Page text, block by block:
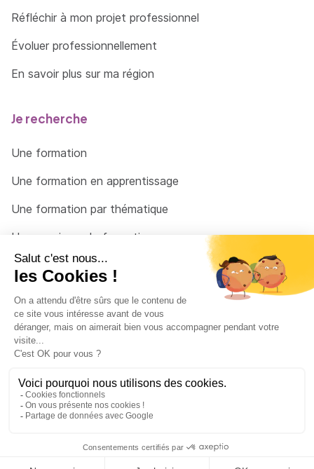
Réfléchir à mon projet professionnel
Évoluer professionnellement
En savoir plus sur ma région
Je recherche
Une formation
Une formation en apprentissage
Une formation par thématique
Un organisme de formation
Un conseiller
Une solution pour raccrocher
© 2026 - Côté Formations - par Via Compétences
Menu Pied de page
Mentions Légales
Politique de confidentialité